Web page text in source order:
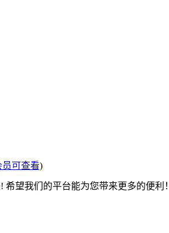
可查看)
望我们的平台能为您带来更多的便利！